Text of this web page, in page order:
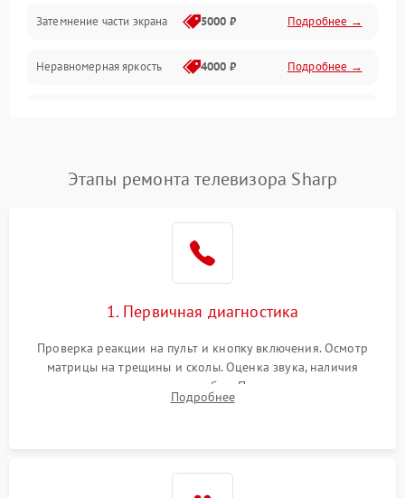
Механические повреждения
Программное обеспечение
Сеть и подключения
Затемнение части экрана 5000 ₽ Подробнее →
Неравномерная яркость 4000 ₽ Подробнее →
Этапы ремонта телевизора Sharp
1. Первичная диагностика
Проверка реакции на пульт и кнопку включения. Осмотр
матрицы на трещины и сколы. Оценка звука, наличия
подсветки и индикаторов ошибок. Подключение тестовых
источников сигнала для выявления симптомов поломки.
Подробнее